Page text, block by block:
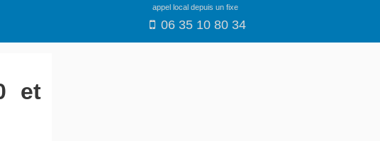
appel local depuis un fixe
06 35 10 80 34
et